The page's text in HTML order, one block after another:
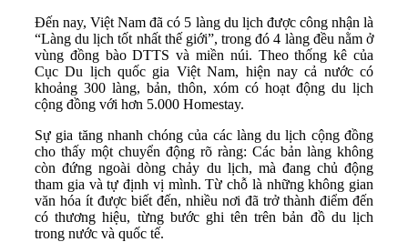
Đến nay, Việt Nam đã có 5 làng du lịch được công nhận là
“Làng du lịch tốt nhất thế giới”, trong đó 4 làng đều nằm ở
vùng đồng bào DTTS và miền núi. Theo thống kê của
Cục Du lịch quốc gia Việt Nam, hiện nay cả nước có
khoảng 300 làng, bản, thôn, xóm có hoạt động du lịch
cộng đồng với hơn 5.000 Homestay.
Sự gia tăng nhanh chóng của các làng du lịch cộng đồng
cho thấy một chuyển động rõ ràng: Các bản làng không
còn đứng ngoài dòng chảy du lịch, mà đang chủ động
tham gia và tự định vị mình. Từ chỗ là những không gian
văn hóa ít được biết đến, nhiều nơi đã trở thành điểm đến
có thương hiệu, từng bước ghi tên trên bản đồ du lịch
trong nước và quốc tế.